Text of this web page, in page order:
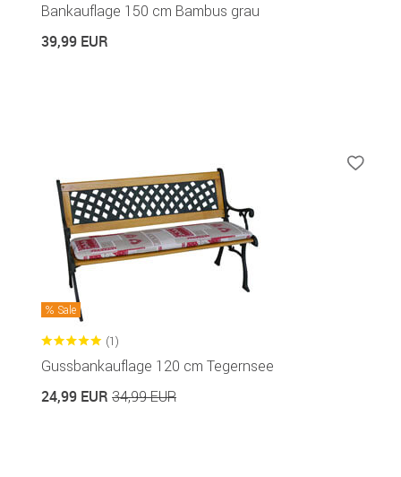
Bankauflage 150 cm Bambus grau
39,99 EUR
Sale
(1)
Gussbankauflage 120 cm Tegernsee
24,99 EUR 34,99 EUR